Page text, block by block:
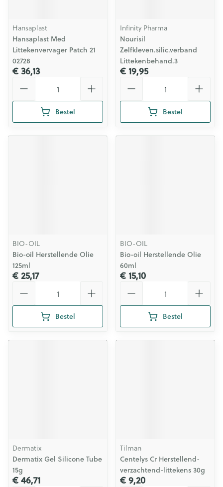
Hansaplast
Hansaplast Med
Littekenvervager Patch 21
02728
€ 36,13
Bestel
Infinity Pharma
Nourisil
Zelfkleven.silic.verband
Littekenbehand.3
€ 19,95
Bestel
BIO-OIL
Bio-oil Herstellende Olie
125ml
€ 25,17
Bestel
BIO-OIL
Bio-oil Herstellende Olie
60ml
€ 15,10
Bestel
Dermatix
Dermatix Gel Silicone Tube
15g
€ 46,71
Tilman
Centelys Cr Herstellend-
verzachtend-littekens 30g
€ 9,20